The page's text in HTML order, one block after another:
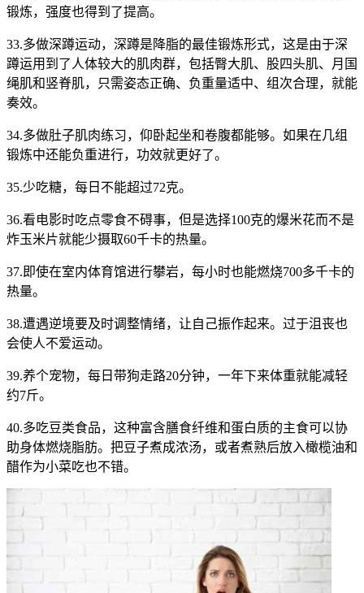
锻炼，强度也得到了提高。
33.多做深蹲运动，深蹲是降脂的最佳锻炼形式，这是由于深
蹲运用到了人体较大的肌肉群，包括臀大肌、股四头肌、月国
绳肌和竖脊肌，只需姿态正确、负重量适中、组次合理，就能
奏效。
34.多做肚子肌肉练习，仰卧起坐和卷腹都能够。如果在几组
锻炼中还能负重进行，功效就更好了。
35.少吃糖，每日不能超过72克。
36.看电影时吃点零食不碍事，但是选择100克的爆米花而不是
炸玉米片就能少摄取60千卡的热量。
37.即使在室内体育馆进行攀岩，每小时也能燃烧700多千卡的
热量。
38.遭遇逆境要及时调整情绪，让自己振作起来。过于沮丧也
会使人不爱运动。
39.养个宠物，每日带狗走路20分钟，一年下来体重就能减轻
约7斤。
40.多吃豆类食品，这种富含膳食纤维和蛋白质的主食可以协
助身体燃烧脂肪。把豆子煮成浓汤，或者煮熟后放入橄榄油和
醋作为小菜吃也不错。